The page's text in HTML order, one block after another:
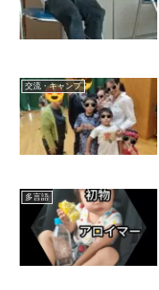
交流・キャンプ
多言語